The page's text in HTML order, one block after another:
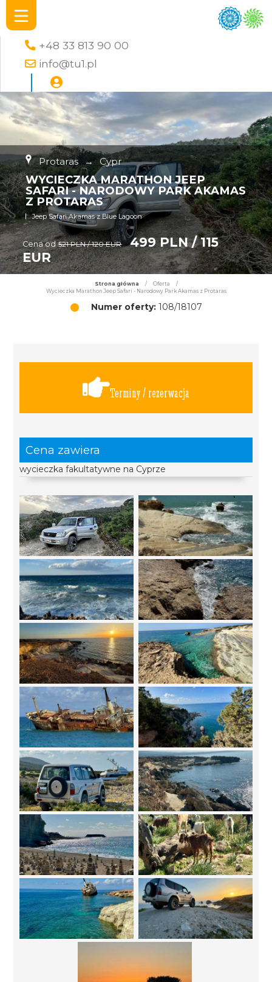
+48 33 813 90 00
info@tu1.pl
Protaras → Cypr
WYCIECZKA MARATHON JEEP
SAFARI - NARODOWY PARK AKAMAS
Z PROTARAS
Jeep Safari Akamas z Blue Lagoon
Cena od 521 PLN / 120 EUR
499 PLN / 115
EUR
Strona główna / Oferta
/
Wycieczka Marathon Jeep Safari - Narodowy Park Akamas z Protaras
Numer oferty:108/18107
Terminy / rezerwacja
Cena zawiera
wycieczka fakultatywne na Cyprze